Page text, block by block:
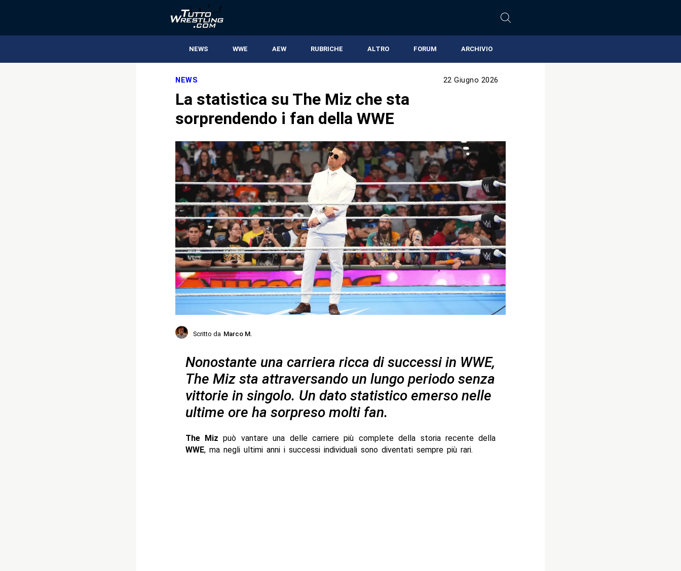
NEWS WWE AEW RUBRICHE ALTRO FORUM ARCHIVIO
NEWS 22 Giugno 2026
La statistica su The Miz che sta
sorprendendo i fan della WWE
Scritto da Marco M.
Nonostante una carriera ricca di successi in WWE,
The Miz sta attraversando un lungo periodo senza
vittorie in singolo. Un dato statistico emerso nelle
ultime ore ha sorpreso molti fan.
The Miz può vantare una delle carriere più complete della storia recente della
WWE, ma negli ultimi anni i successi individuali sono diventati sempre più rari.